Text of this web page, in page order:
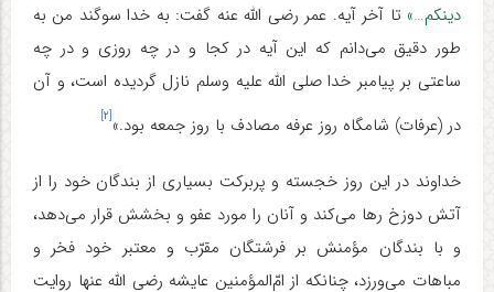
دینکم…» تا آخر آیه. عمر رضی الله عنه گفت: به خدا سوگند من به
طور دقیق می‌دانم که این آیه در کجا و در چه روزی و در چه
ساعتی بر پیامبر خدا صلی الله علیه وسلم نازل گردیده است، و آن
در (عرفات) شامگاه روز عرفه مصادف با روز جمعه بود.»[۲]
خداوند در این روز خجسته و پربرکت بسیاری از بندگان خود را از
آتش دوزخ رها می‌کند و آنان را مورد عفو و بخشش قرار می‌دهد،
و با بندگان مؤمنش بر فرشتگان مقرّب و معتبر خود فخر و
مباهات می‌ورزد، چنانکه از امّ‌المؤمنین عایشه رضی الله عنها روایت